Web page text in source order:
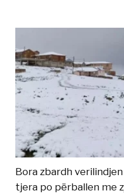
Bora zbardh
tjera po përballen me